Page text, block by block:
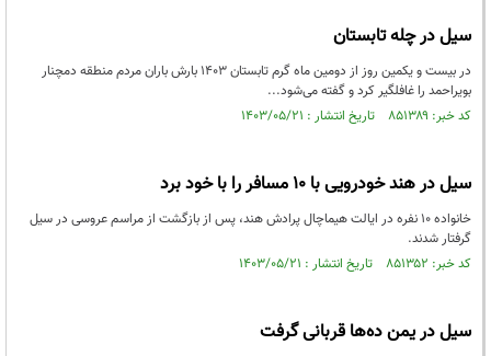
سیل در چله تابستان
در بیست و یکمین روز از دومین ماه گرم تابستان ۱۴۰۳ بارش باران مردم منطقه دمچنار
بویراحمد را غافلگیر کرد و گفته می‌شود...
کد خبر: ۸۵۱۳۸۹ تاریخ انتشار : ۱۴۰۳/۰۵/۲۱
سیل در هند خودرویی با ۱۰ مسافر را با خود برد
خانواده ۱۰ نفره در ایالت هیماچال پرادش هند، پس از بازگشت از مراسم عروسی در سیل
گرفتار شدند.
کد خبر: ۸۵۱۳۵۲ تاریخ انتشار : ۱۴۰۳/۰۵/۲۱
سیل در یمن ده‌ها قربانی گرفت